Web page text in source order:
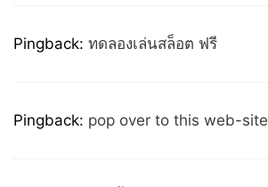
Pingback: ทดลองเล่นสล็อต ฟรี
Pingback: pop over to this web-site